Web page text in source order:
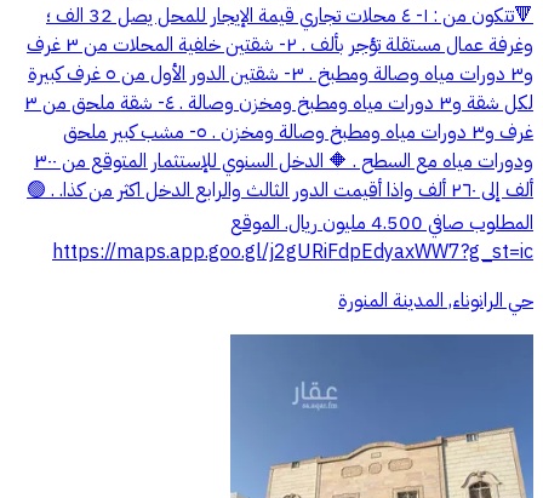
🔻تتكون من : ١- ٤ محلات تجاري قيمة الإيجار للمحل يصل 32 الف ؛
وغرفة عمال مستقلة تؤجر بألف . ٢- شقتين خلفية المحلات من ٣ غرف
و٣ دورات مياه وصالة ومطبخ . ٣- شقتين الدور الأول من ٥ غرف كبيرة
لكل شقة و٣ دورات مياه ومطبخ ومخزن وصالة . ٤- شقة ملحق من ٣
غرف و٣ دورات مياه ومطبخ وصالة ومخزن . ٥- مشب كبير ملحق
ودورات مياه مع السطح . 🔶 الدخل السنوي للإستثمار المتوقع من ٣٠٠
ألف إلى ٢٦٠ ألف واذا أقيمت الدور الثالث والرابع الدخل اكثر من كذا. . 🟢
المطلوب صافي 4.500 مليون ريال. الموقع
https://maps.app.goo.gl/j2gURiFdpEdyaxWW7?g_st=ic
حي الرانوناء, المدينة المنورة